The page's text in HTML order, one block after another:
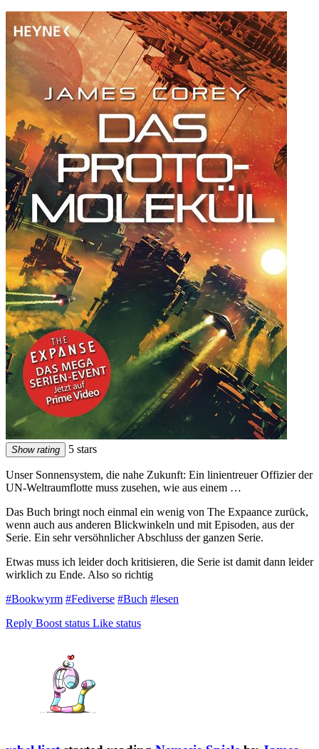
Show rating 5 stars
Unser Sonnensystem, die nahe Zukunft: Ein linientreuer Offizier der
UN-Weltraumflotte muss zusehen, wie aus einem …
Das Buch bringt noch einmal ein wenig von The Expaance zurück,
wenn auch aus anderen Blickwinkeln und mit Episoden, aus der
Serie. Ein sehr versöhnlicher Abschluss der ganzen Serie.
Etwas muss ich leider doch kritisieren, die Serie ist damit dann leider
wirklich zu Ende. Also so richtig
#Bookwyrm #Fediverse #Buch #lesen
Reply Boost status Like status